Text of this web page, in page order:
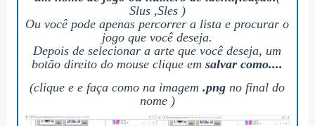
Slus ,Sles )
Ou você pode apenas percorrer a lista e procurar o
jogo que você deseja.
Depois de selecionar a arte que você deseja, um
botão direito do mouse clique emsalvar como....
(clique e e faça como na imagem.png no final do
nome )